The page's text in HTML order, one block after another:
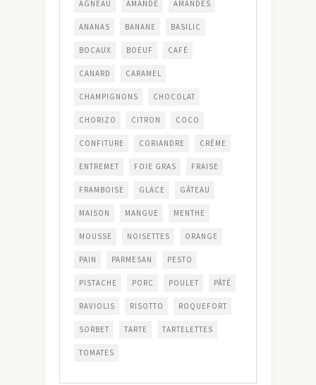
AGNEAU AMANDE AMANDES
ANANAS BANANE BASILIC
BOCAUX BOEUF CAFÉ
CANARD CARAMEL
CHAMPIGNONS CHOCOLAT
CHORIZO CITRON COCO
CONFITURE CORIANDRE CRÈME
ENTREMET FOIE GRAS FRAISE
FRAMBOISE GLACE GÂTEAU
MAISON MANGUE MENTHE
MOUSSE NOISETTES ORANGE
PAIN PARMESAN PESTO
PISTACHE PORC POULET PÂTÉ
RAVIOLIS RISOTTO ROQUEFORT
SORBET TARTE TARTELETTES
TOMATES